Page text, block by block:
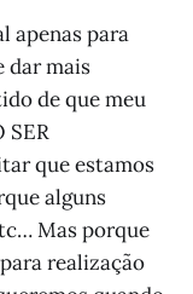
apenas para
dar mais
de que meu
SER
que estamos
alguns
Mas porque
realização